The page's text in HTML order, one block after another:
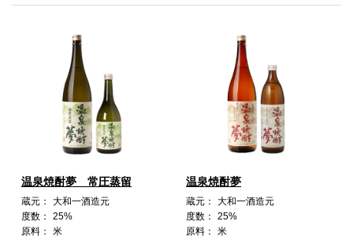
温泉焼酎夢 常圧蒸留
蔵元：
大和一酒造元
度数：
25%
原料：
米
温泉焼酎夢
蔵元：
大和一酒造元
度数：
25%
原料：
米